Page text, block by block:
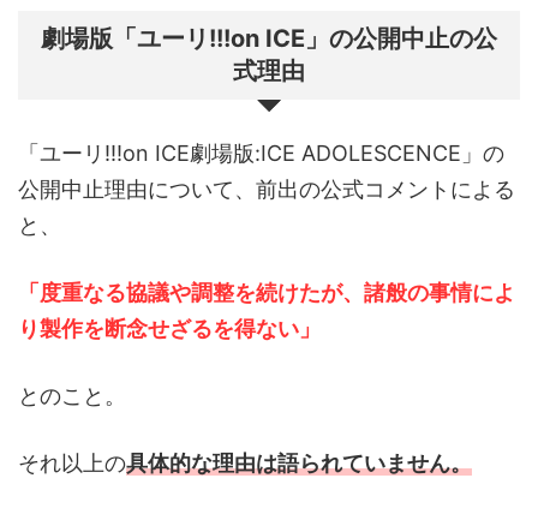
劇場版「ユーリ!!!on ICE」の公開中止の公
式理由
「ユーリ!!!on ICE劇場版:ICE ADOLESCENCE」の
公開中止理由について、前出の公式コメントによる
と、
「度重なる協議や調整を続けたが、諸般の事情によ
り製作を断念せざるを得ない」
とのこと。
それ以上の具体的な理由は語られていません。